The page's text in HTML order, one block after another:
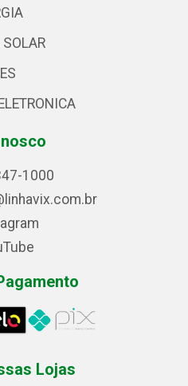
SOLAR
1000
Lojas